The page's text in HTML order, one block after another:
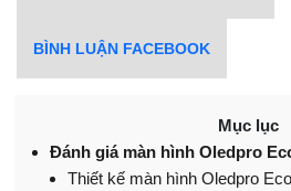
BÌNH LUẬN FACEBOOK
Mục lục
Đánh giá màn hình Oledpro
Thiết kế màn hình Oledpro